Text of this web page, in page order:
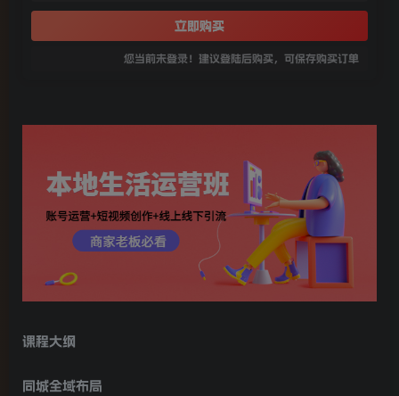
立即购买
您当前未登录！建议登陆后购买，可保存购买订单
课程大纲
同城全域布局